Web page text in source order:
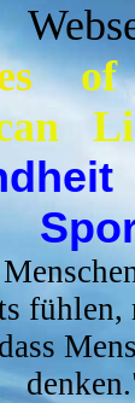
of
fühlen,